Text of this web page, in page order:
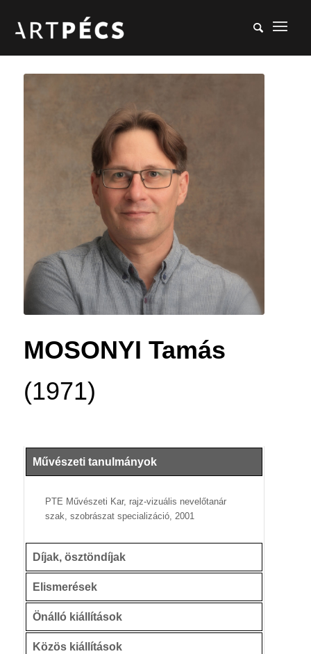
MOSONYI Tamás
(1971)
Művészeti tanulmányok
PTE Művészeti Kar, rajz-vizuális nevelőtanár
szak, szobrászat specializáció, 2001
Díjak, ösztöndíjak
Elismerések
Önálló kiállítások
Közös kiállítások